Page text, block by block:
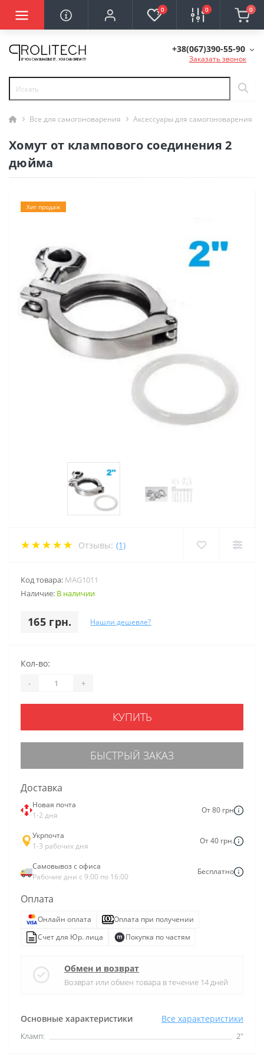
0 0 0
+38(067)390-55-90
Заказать звонок
Все для самогоноварения Аксессуары для самогоноварения
Хомут от клампового соединения 2
дюйма
Хит продаж
Отзывы: (1)
Код товара: MAG1011
Наличие: В наличии
165 грн. Нашли дешевле?
Основные характеристики Все характеристики
Кламп: 2"
Кол-во:
- +
КУПИТЬ
БЫСТРЫЙ ЗАКАЗ
Доставка
Новая почта
1-2 дня
От 80 грн
Укрпочта
1-3 рабочих дня
От 40 грн.
Самовывоз с офиса
Рабочие дни с 9:00 по 16:00
Бесплатно
Оплата
Онлайн оплата
Оплата при получении
Счет для Юр. лица
Покупка по частям
Обмен и возврат
Возврат или обмен товара в течение 14 дней